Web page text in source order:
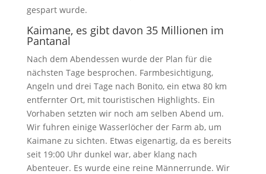
gespart wurde.
Kaimane, es gibt davon 35 Millionen im
Pantanal
Nach dem Abendessen wurde der Plan für die
nächsten Tage besprochen. Farmbesichtigung,
Angeln und drei Tage nach Bonito, ein etwa 80 km
entfernter Ort, mit touristischen Highlights. Ein
Vorhaben setzten wir noch am selben Abend um.
Wir fuhren einige Wasserlöcher der Farm ab, um
Kaimane zu sichten. Etwas eigenartig, da es bereits
seit 19:00 Uhr dunkel war, aber klang nach
Abenteuer. Es wurde eine reine Männerrunde. Wir